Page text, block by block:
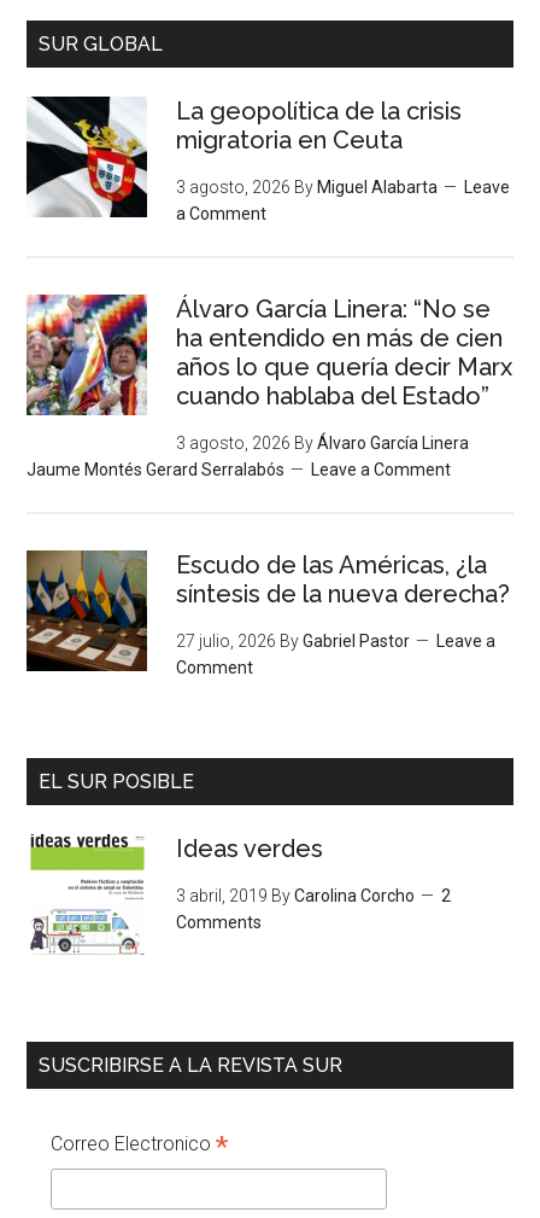
SUR GLOBAL
La geopolítica de la crisis
migratoria en Ceuta
3 agosto, 2026 By Miguel Alabarta
Leave
a Comment
Álvaro García Linera: “No se
ha entendido en más de cien
años lo que quería decir Marx
cuando hablaba del Estado”
3 agosto, 2026 ByÁlvaro García Linera
Jaume Montés Gerard Serralabós
Leave a Comment
Escudo de las Américas, ¿la
síntesis de la nueva derecha?
27 julio, 2026 ByGabriel Pastor
Leave a
Comment
EL SUR POSIBLE
Ideas verdes
3 abril, 2019 ByCarolina Corcho
2
Comments
SUSCRIBIRSE A LA REVISTA SUR
Correo Electronico*